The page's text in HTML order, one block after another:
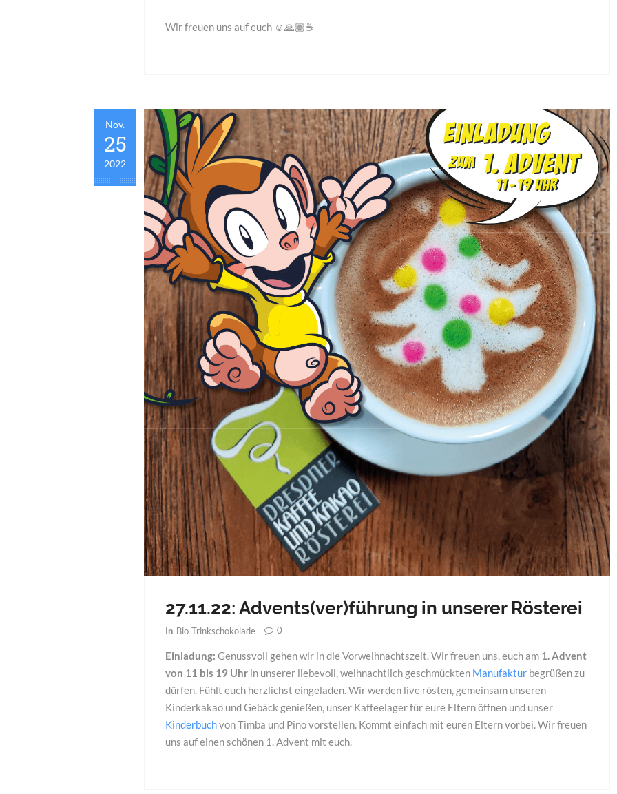
Wir freuen uns auf euch ☺️🙏🏽☕
Nov.
25
2022
27.11.22: Advents(ver)führung in unserer Rösterei
In Bio-Trinkschokolade 0
Einladung: Genussvoll gehen wir in die Vorweihnachtszeit. Wir freuen uns, euch am 1. Advent
von 11 bis 19 Uhr in unserer liebevoll, weihnachtlich geschmückten Manufaktur begrüßen zu
dürfen. Fühlt euch herzlichst eingeladen. Wir werden live rösten, gemeinsam unseren
Kinderkakao und Gebäck genießen, unser Kaffeelager für eure Eltern öffnen und unser
Kinderbuchvon Timba und Pino vorstellen. Kommt einfach mit euren Eltern vorbei. Wir freuen
uns auf einen schönen 1. Advent mit euch.